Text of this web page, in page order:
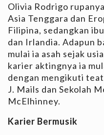
Olivia Rodrigo
Asia Tenggara dan
Filipina, sedangkan
dan Irlandia. Adapun
mulai ia asah sejak
karier aktingnya ia
dengan mengikuti
J. Mails dan Sekolah
McElhinney.
Karier Bermusik